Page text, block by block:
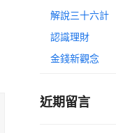
解說三十六計
認識理財
金錢新觀念
近期留言